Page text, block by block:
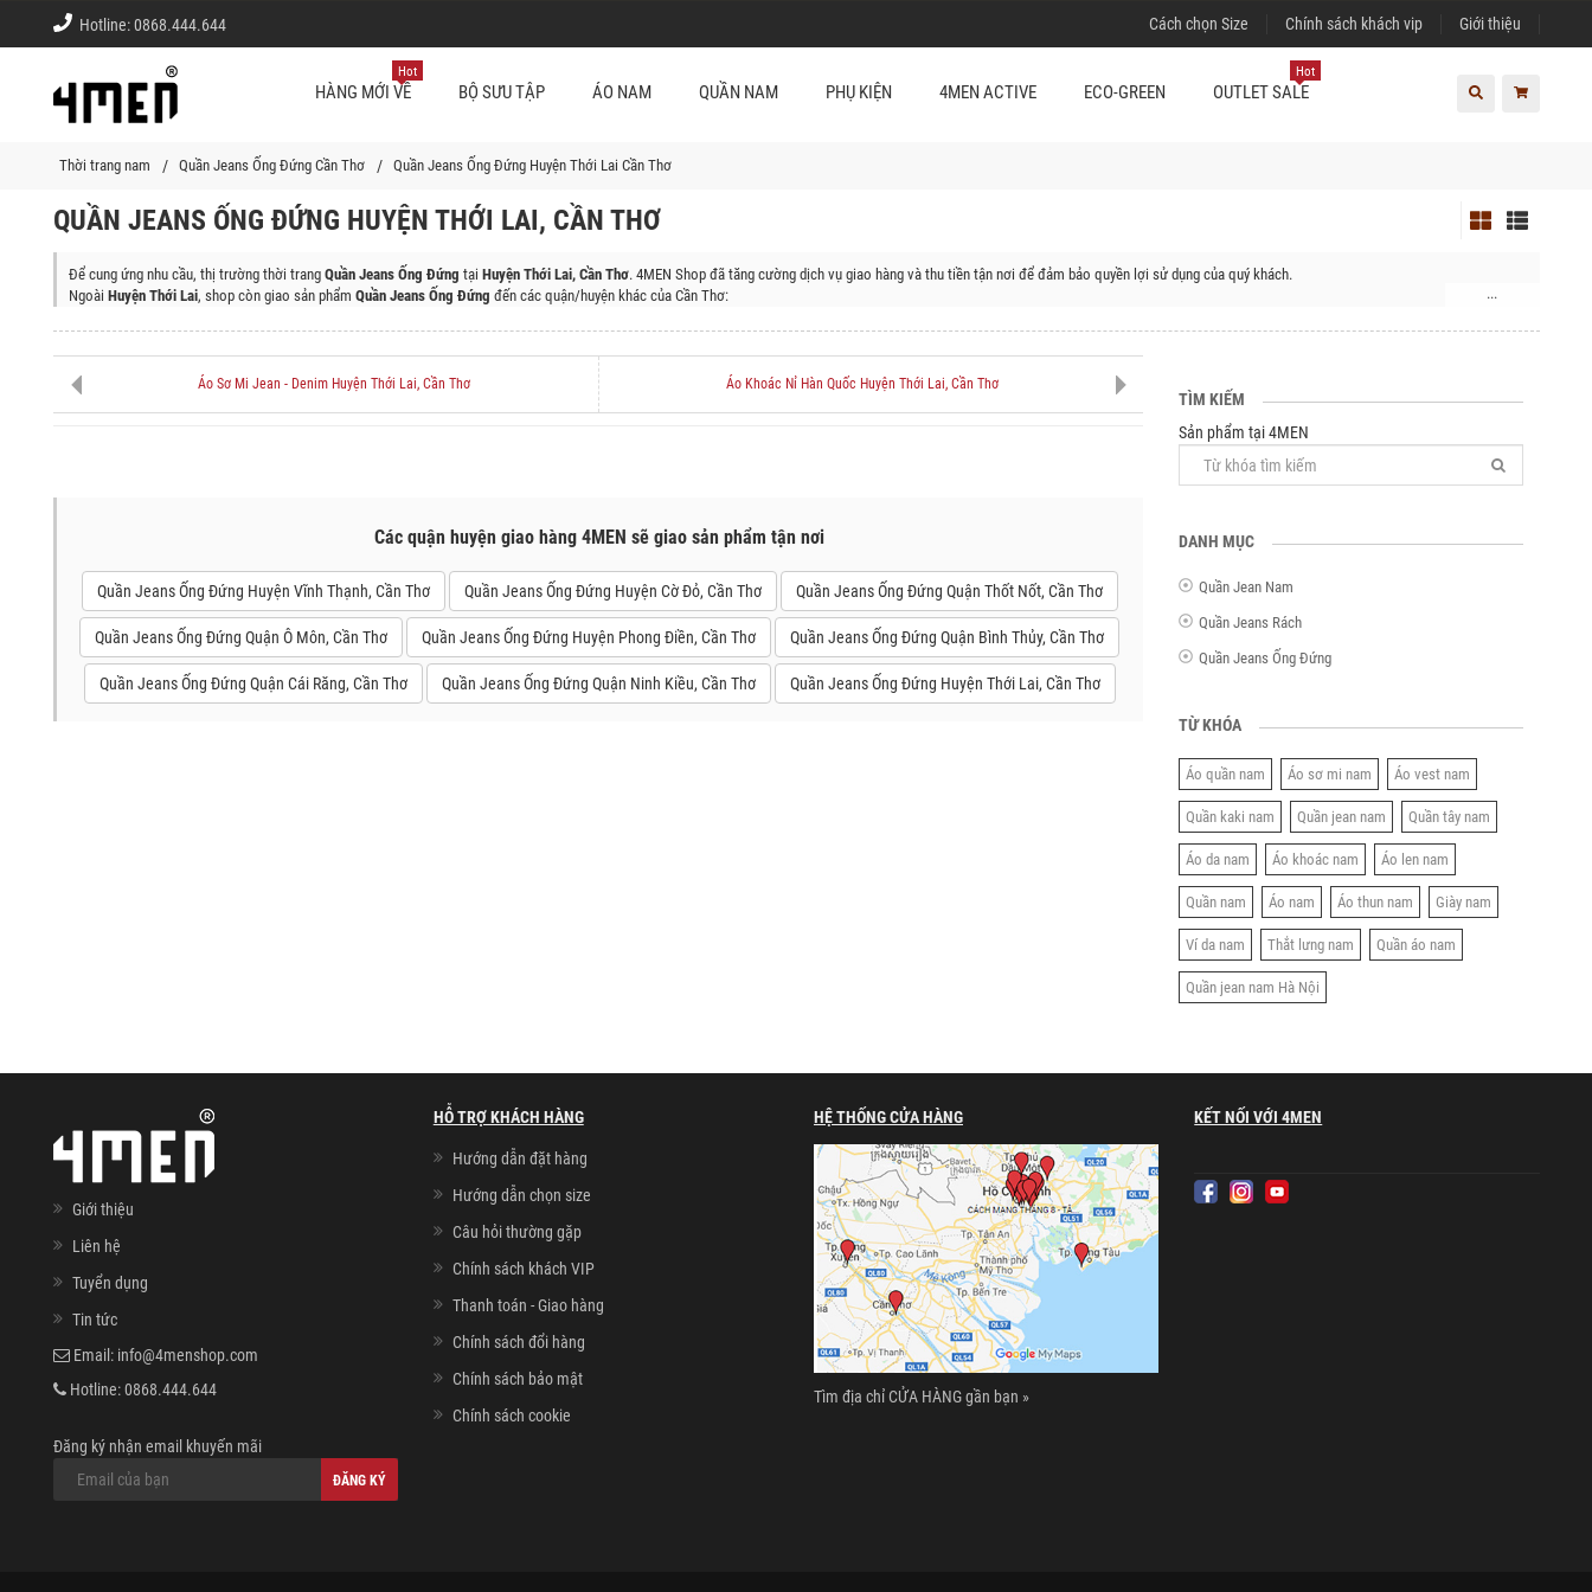
Hotline:0868.444.644 Cách chọn Size Chính sách khách vip Giới thiệu
HÀNG MỚI VỀ
Hot
BỘ SƯU TẬP ÁO NAM QUẦN NAM PHỤ KIỆN 4MEN ACTIVE ECO-GREEN OUTLET SALE
Hot
Thời trang nam Quần Jeans Ống Đứng Cần Thơ Quần Jeans Ống Đứng Huyện Thới Lai Cần Thơ
QUẦN JEANS ỐNG ĐỨNG HUYỆN THỚI LAI, CẦN THƠ
Để cung ứng nhu cầu, thị trường thời trang Quần Jeans Ống Đứng tại Huyện Thới Lai, Cần Thơ. 4MEN Shop đã tăng cường dịch vụ giao hàng và thu tiền tận nơi để đảm bảo quyền lợi sử dụng của quý khách.
Ngoài Huyện Thới Lai, shop còn giao sản phẩm Quần Jeans Ống Đứng đến các quận/huyện khác của Cần Thơ:
...
Áo Sơ Mi Jean - Denim Huyện Thới Lai, Cần Thơ Áo Khoác Nỉ Hàn Quốc Huyện Thới Lai, Cần Thơ
Các quận huyện giao hàng 4MEN sẽ giao sản phẩm tận nơi
Quần Jeans Ống Đứng Huyện Vĩnh Thạnh, Cần Thơ Quần Jeans Ống Đứng Huyện Cờ Đỏ, Cần Thơ Quần Jeans Ống Đứng Quận Thốt Nốt, Cần Thơ
Quần Jeans Ống Đứng Quận Ô Môn, Cần Thơ Quần Jeans Ống Đứng Huyện Phong Điền, Cần Thơ Quần Jeans Ống Đứng Quận Bình Thủy, Cần Thơ
Quần Jeans Ống Đứng Quận Cái Răng, Cần Thơ Quần Jeans Ống Đứng Quận Ninh Kiều, Cần Thơ Quần Jeans Ống Đứng Huyện Thới Lai, Cần Thơ
TÌM KIẾM
Sản phẩm tại 4MEN
DANH MỤC
Quần Jean Nam
Quần Jeans Rách
Quần Jeans Ống Đứng
TỪ KHÓA
Áo quần nam Áo sơ mi nam Áo vest nam
Quần kaki nam Quần jean nam Quần tây nam
Áo da nam Áo khoác nam Áo len nam
Quần nam Áo nam Áo thun nam Giày nam
Ví da nam Thắt lưng nam Quần áo nam
Quần jean nam Hà Nội
Giới thiệu
Liên hệ
Tuyển dụng
Tin tức
Email: info@4menshop.com
Hotline:0868.444.644
Đăng ký nhận email khuyến mãi
ĐĂNG KÝ
HỖ TRỢ KHÁCH HÀNG
Hướng dẫn đặt hàng
Hướng dẫn chọn size
Câu hỏi thường gặp
Chính sách khách VIP
Thanh toán - Giao hàng
Chính sách đổi hàng
Chính sách bảo mật
Chính sách cookie
HỆ THỐNG CỬA HÀNG
Tìm địa chỉ CỬA HÀNG gần bạn »
KẾT NỐI VỚI 4MEN